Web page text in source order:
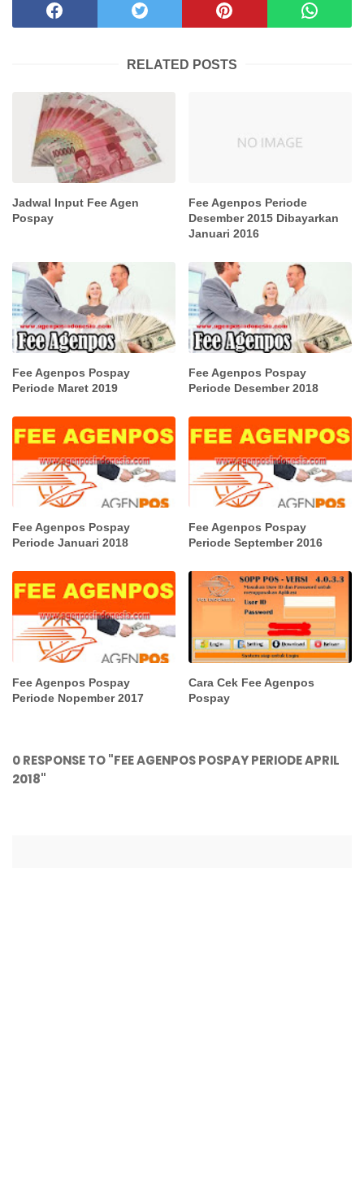
RELATED POSTS
Jadwal Input Fee Agen
Pospay
Fee Agenpos Periode
Desember 2015 Dibayarkan
Januari 2016
Fee Agenpos Pospay
Periode Maret 2019
Fee Agenpos Pospay
Periode Desember 2018
Fee Agenpos Pospay
Periode Januari 2018
Fee Agenpos Pospay
Periode September 2016
Fee Agenpos Pospay
Periode Nopember 2017
Cara Cek Fee Agenpos
Pospay
0 RESPONSE TO "FEE AGENPOS POSPAY PERIODE APRIL
2018"